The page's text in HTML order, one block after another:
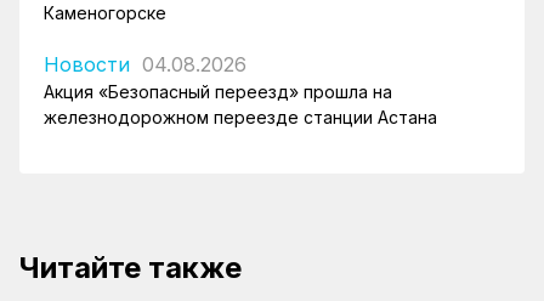
Каменогорске
Новости 04.08.2026
Акция «Безопасный переезд» прошла на
железнодорожном переезде станции Астана
Читайте также